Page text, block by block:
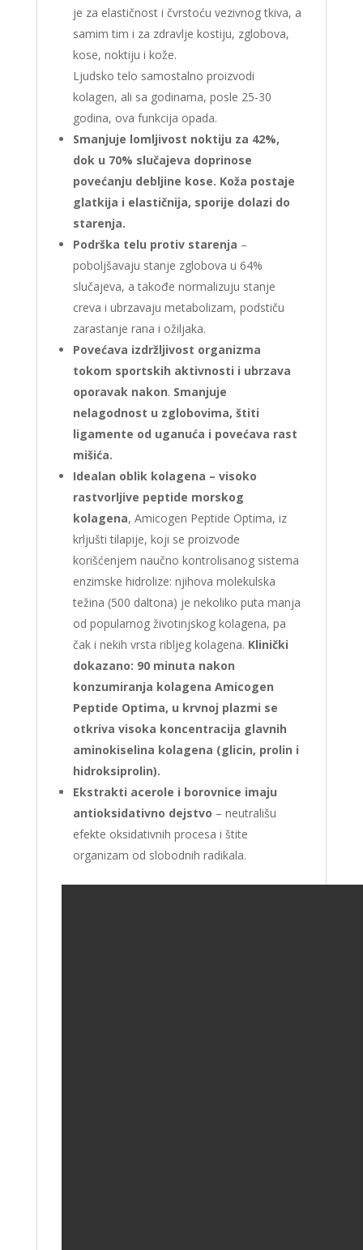
je za elastičnost i čvrstoću vezivnog tkiva, a
samim tim i za zdravlje kostiju, zglobova,
kose, noktiju i kože.
Ljudsko telo samostalno proizvodi
kolagen, ali sa godinama, posle 25-30
godina, ova funkcija opada.
Smanjuje lomljivost noktiju za 42%,
dok u 70% slučajeva doprinose
povećanju debljine kose. Koža postaje
glatkija i elastičnija, sporije dolazi do
starenja.
Podrška telu protiv starenja –
poboljšavaju stanje zglobova u 64%
slučajeva, a takođe normalizuju stanje
creva i ubrzavaju metabolizam, podstiču
zarastanje rana i ožiljaka.
Povećava izdržljivost organizma
tokom sportskih aktivnosti i ubrzava
oporavak nakon. Smanjuje
nelagodnost u zglobovima, štiti
ligamente od uganuća i povećava rast
mišića.
Idealan oblik kolagena – visoko
rastvorljive peptide morskog
kolagena, Amicogen Peptide Optima, iz
krljušti tilapije, koji se proizvode
korišćenjem naučno kontrolisanog sistema
enzimske hidrolize: njihova molekulska
težina (500 daltona) je nekoliko puta manja
od popularnog životinjskog kolagena, pa
čak i nekih vrsta ribljeg kolagena. Klinički
dokazano: 90 minuta nakon
konzumiranja kolagena Amicogen
Peptide Optima, u krvnoj plazmi se
otkriva visoka koncentracija glavnih
aminokiselina kolagena (glicin, prolin i
hidroksiprolin).
Ekstrakti acerole i borovnice imaju
antioksidativno dejstvo – neutrališu
efekte oksidativnih procesa i štite
organizam od slobodnih radikala.